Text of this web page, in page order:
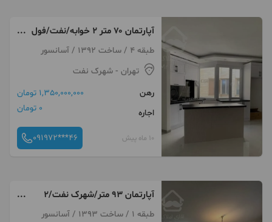
آپارتمان ۷۰ متر ۲ خوابه/نفت/فول
بازسازی/
طبقه 4 / ساخت 1392 / آسانسور
تهران - شهرک نفت
رهن
1,350,000,000 تومان
اجاره
0 تومان
10 ماه پیش 091972***46
آپارتمان ۹۳ متر/شهرک نفت/۲
خوابه
طبقه 1 / ساخت 1393 / آسانسور